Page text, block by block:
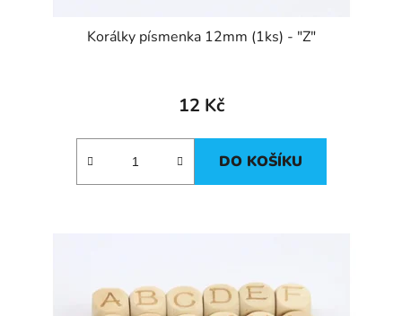
Korálky písmenka 12mm (1ks) - "Z"
12 Kč
DO KOŠÍKU